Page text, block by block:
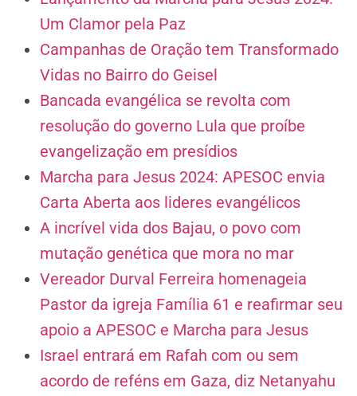
Um Clamor pela Paz
Campanhas de Oração tem Transformado
Vidas no Bairro do Geisel
Bancada evangélica se revolta com
resolução do governo Lula que proíbe
evangelização em presídios
Marcha para Jesus 2024: APESOC envia
Carta Aberta aos lideres evangélicos
A incrível vida dos Bajau, o povo com
mutação genética que mora no mar
Vereador Durval Ferreira homenageia
Pastor da igreja Família 61 e reafirmar seu
apoio a APESOC e Marcha para Jesus
Israel entrará em Rafah com ou sem
acordo de reféns em Gaza, diz Netanyahu